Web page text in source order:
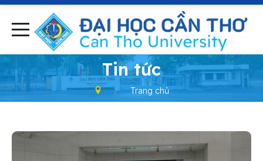
- Tin tức
Trang chủ